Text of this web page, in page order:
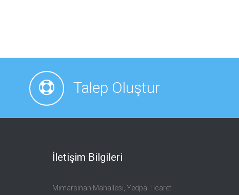
Talep Oluştur
İletişim Bilgileri
Mimarsinan Mahallesi, Yedpa Ticaret